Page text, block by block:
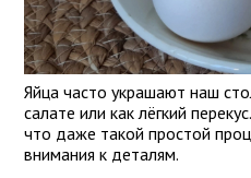
Яйца часто украшают наш
салате или как лёгкий
что даже такой простой
внимания к деталям.